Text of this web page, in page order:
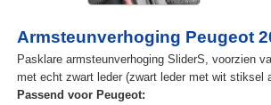
Armsteunverhoging Peugeot
Pasklare armsteunverhoging SliderS, voorzien
met echt zwart leder (zwart leder met wit stiksel
Passend voor Peugeot: